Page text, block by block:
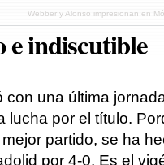
Webber y Alonso impresionan en
e indiscutible
una última
lucha por el título.
partido, se ha
por 4-0. Es el